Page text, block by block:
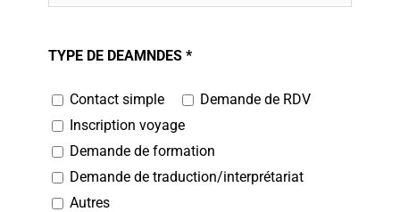
TYPE DE DEAMNDES *
Contact simple
Demande de RDV
Inscription voyage
Demande de formation
Demande de traduction/interprétariat
Autres